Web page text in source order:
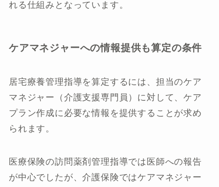
れる仕組みとなっています。
ケアマネジャーへの情報提供も算定の条件
居宅療養管理指導を算定するには、担当のケア
マネジャー（介護支援専門員）に対して、ケア
プラン作成に必要な情報を提供することが求め
られます。
医療保険の訪問薬剤管理指導では医師への報告
が中心でしたが、介護保険ではケアマネジャー